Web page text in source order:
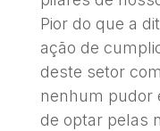
Pior do que a
ação de
deste setor
nenhum pudor
de optar pelas